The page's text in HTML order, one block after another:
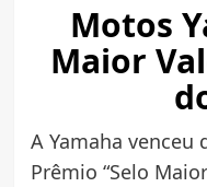
Motos
Maior
A Yamaha
Prêmio “Selo